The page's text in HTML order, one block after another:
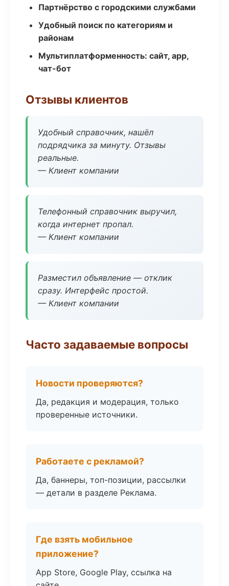
Партнёрство с городскими службами
Удобный поиск по категориям и
районам
Мультиплатформенность: сайт, app,
чат-бот
Отзывы клиентов
Удобный справочник, нашёл
подрядчика за минуту. Отзывы
реальные.
— Клиент компании
Телефонный справочник выручил,
когда интернет пропал.
— Клиент компании
Разместил объявление — отклик
сразу. Интерфейс простой.
— Клиент компании
Часто задаваемые вопросы
Новости проверяются?
Да, редакция и модерация, только
проверенные источники.
Работаете с рекламой?
Да, баннеры, топ-позиции, рассылки
— детали в разделе Реклама.
Где взять мобильное
приложение?
App Store, Google Play, ссылка на